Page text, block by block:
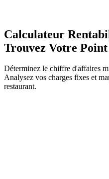
Calculateur
Trouvez Votre
Déterminez le chiffre d'affaires
Analysez vos charges fixes et
restaurant.